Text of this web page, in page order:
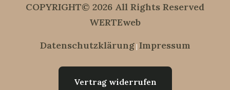
COPYRIGHT© 2026 All Rights Reserved
WERTEweb
Datenschutzklärung| Impressum
Vertrag widerrufen